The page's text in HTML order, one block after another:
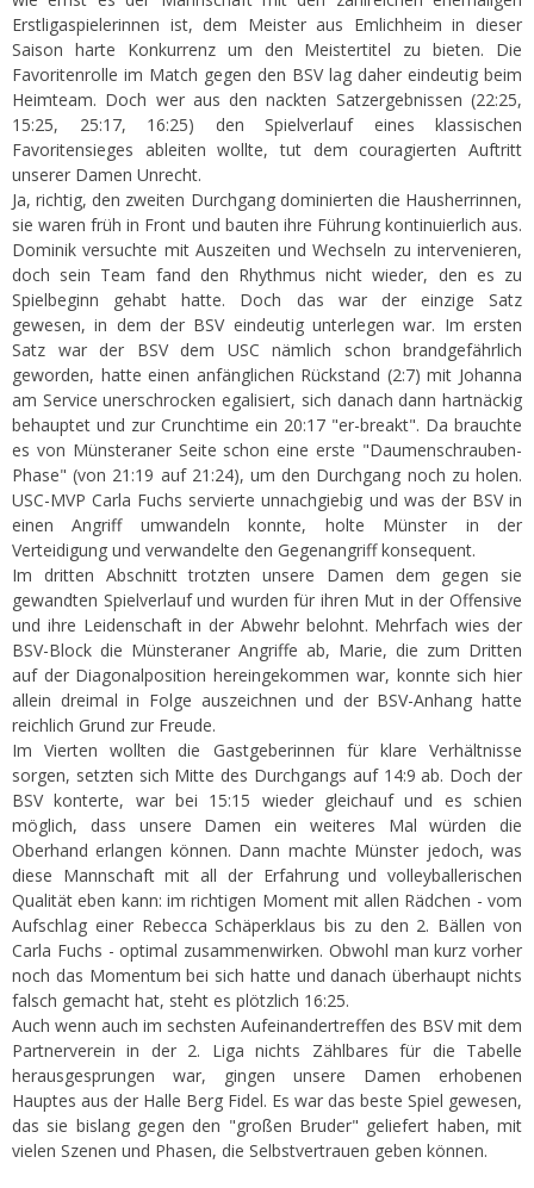
Erstligaspielerinnen ist, dem Meister aus Emlichheim in dieser
Saison harte Konkurrenz um den Meistertitel zu bieten. Die
Favoritenrolle im Match gegen den BSV lag daher eindeutig beim
Heimteam. Doch wer aus den nackten Satzergebnissen (22:25,
15:25, 25:17, 16:25) den Spielverlauf eines klassischen
Favoritensieges ableiten wollte, tut dem couragierten Auftritt
unserer Damen Unrecht.
Ja, richtig, den zweiten Durchgang dominierten die Hausherrinnen,
sie waren früh in Front und bauten ihre Führung kontinuierlich aus.
Dominik versuchte mit Auszeiten und Wechseln zu intervenieren,
doch sein Team fand den Rhythmus nicht wieder, den es zu
Spielbeginn gehabt hatte. Doch das war der einzige Satz
gewesen, in dem der BSV eindeutig unterlegen war. Im ersten
Satz war der BSV dem USC nämlich schon brandgefährlich
geworden, hatte einen anfänglichen Rückstand (2:7) mit Johanna
am Service unerschrocken egalisiert, sich danach dann hartnäckig
behauptet und zur Crunchtime ein 20:17 "er-breakt". Da brauchte
es von Münsteraner Seite schon eine erste "Daumenschrauben-
Phase" (von 21:19 auf 21:24), um den Durchgang noch zu holen.
USC-MVP Carla Fuchs servierte unnachgiebig und was der BSV in
einen Angriff umwandeln konnte, holte Münster in der
Verteidigung und verwandelte den Gegenangriff konsequent.
Im dritten Abschnitt trotzten unsere Damen dem gegen sie
gewandten Spielverlauf und wurden für ihren Mut in der Offensive
und ihre Leidenschaft in der Abwehr belohnt. Mehrfach wies der
BSV-Block die Münsteraner Angriffe ab, Marie, die zum Dritten
auf der Diagonalposition hereingekommen war, konnte sich hier
allein dreimal in Folge auszeichnen und der BSV-Anhang hatte
reichlich Grund zur Freude.
Im Vierten wollten die Gastgeberinnen für klare Verhältnisse
sorgen, setzten sich Mitte des Durchgangs auf 14:9 ab. Doch der
BSV konterte, war bei 15:15 wieder gleichauf und es schien
möglich, dass unsere Damen ein weiteres Mal würden die
Oberhand erlangen können. Dann machte Münster jedoch, was
diese Mannschaft mit all der Erfahrung und volleyballerischen
Qualität eben kann: im richtigen Moment mit allen Rädchen - vom
Aufschlag einer Rebecca Schäperklaus bis zu den 2. Bällen von
Carla Fuchs - optimal zusammenwirken. Obwohl man kurz vorher
noch das Momentum bei sich hatte und danach überhaupt nichts
falsch gemacht hat, steht es plötzlich 16:25.
Auch wenn auch im sechsten Aufeinandertreffen des BSV mit dem
Partnerverein in der 2. Liga nichts Zählbares für die Tabelle
herausgesprungen war, gingen unsere Damen erhobenen
Hauptes aus der Halle Berg Fidel. Es war das beste Spiel gewesen,
das sie bislang gegen den "großen Bruder" geliefert haben, mit
vielen Szenen und Phasen, die Selbstvertrauen geben können.